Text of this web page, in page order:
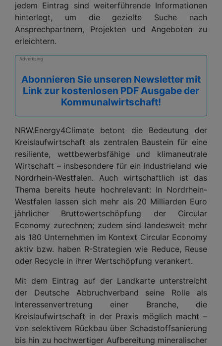
jedem Eintrag sind weiterführende Informationen
hinterlegt, um die gezielte Suche nach
Ansprechpartnern, Projekten und Angeboten zu
erleichtern.
Advertising
Abonnieren Sie unseren Newsletter mit
Link zur kostenlosen PDF Ausgabe der
Kommunalwirtschaft!
NRW.Energy4Climate betont die Bedeutung der
Kreislaufwirtschaft als zentralen Baustein für eine
resiliente, wettbewerbsfähige und klimaneutrale
Wirtschaft – insbesondere für ein Industrieland wie
Nordrhein-Westfalen. Auch wirtschaftlich ist das
Thema bereits heute hochrelevant: In Nordrhein-
Westfalen lassen sich mehr als 20 Milliarden Euro
jährlicher Bruttowertschöpfung der Circular
Economy zurechnen; zudem sind landesweit mehr
als 180 Unternehmen im Kontext Circular Economy
aktiv bzw. haben R-Strategien wie Reduce, Reuse
oder Recycle in ihrer Wertschöpfung verankert.
Mit dem Eintrag auf der Landkarte unterstreicht
der Deutsche Abbruchverband seine Rolle als
Interessenvertretung einer Branche, die
Kreislaufwirtschaft in der Praxis möglich macht –
von selektivem Rückbau über Schadstoffsanierung
bis hin zu hochwertiger Aufbereitung mineralischer